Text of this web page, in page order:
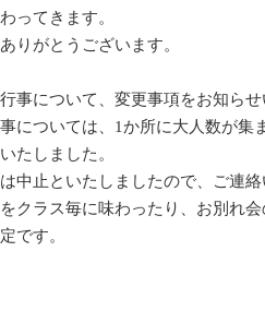
ってきます。
りがとうございます。
事について、変更事項をお知らせ
については、1か所に大人数が集
たしました。
中止といたしましたので、ご連絡
クラス毎に味わったり、お別れ
です。